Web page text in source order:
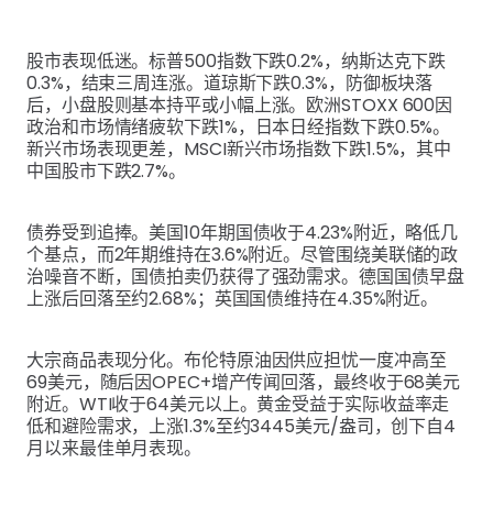
股市表现低迷。标普500指数下跌0.2%，纳斯达克下跌
0.3%，结束三周连涨。道琼斯下跌0.3%，防御板块落
后，小盘股则基本持平或小幅上涨。欧洲STOXX 600因
政治和市场情绪疲软下跌1%，日本日经指数下跌0.5%。
新兴市场表现更差，MSCI新兴市场指数下跌1.5%，其中
中国股市下跌2.7%。
债券受到追捧。美国10年期国债收于4.23%附近，略低几
个基点，而2年期维持在3.6%附近。尽管围绕美联储的政
治噪音不断，国债拍卖仍获得了强劲需求。德国国债早盘
上涨后回落至约2.68%；英国国债维持在4.35%附近。
大宗商品表现分化。布伦特原油因供应担忧一度冲高至
69美元，随后因OPEC+增产传闻回落，最终收于68美元
附近。WTI收于64美元以上。黄金受益于实际收益率走
低和避险需求，上涨1.3%至约3445美元/盎司，创下自4
月以来最佳单月表现。